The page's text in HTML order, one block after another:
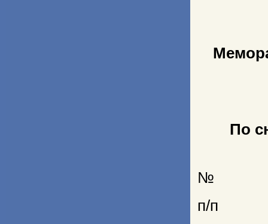
По
№
п/п